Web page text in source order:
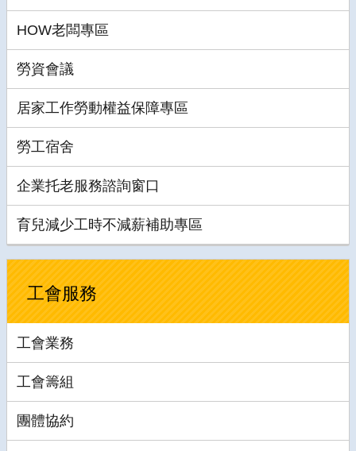
HOW老闆專區
勞資會議
居家工作勞動權益保障專區
勞工宿舍
企業托老服務諮詢窗口
育兒減少工時不減薪補助專區
工會服務
工會業務
工會籌組
團體協約